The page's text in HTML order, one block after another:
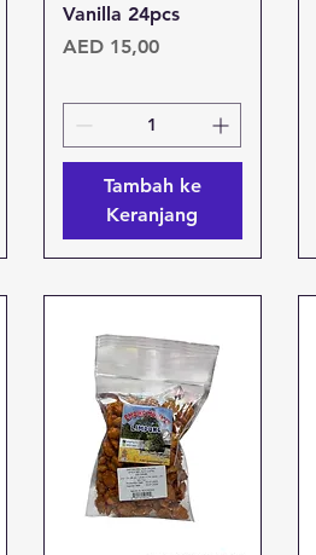
Vanilla 24pcs
Harga
AED 15,00
Tambah ke
Keranjang